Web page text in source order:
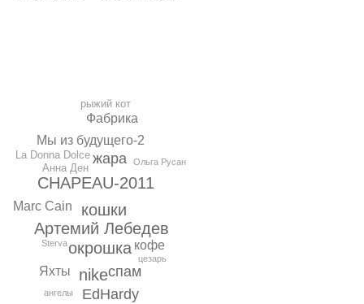
Артемий Лебедев
окрошка
кошки
CHAPEAU-2011
nikeспам
жара
EdHardy
Мы из будущего-2
Фабрика
Яхты
кофе
Marc Cain
Анна Ден
рыжий кот
La Donna Dolce
ангелы
Ольга Русан
Sterva
цезарь